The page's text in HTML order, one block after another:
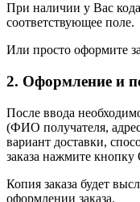
При наличии у Вас
соответствующее поле.
Или просто оформите
2. Оформление и
После ввода
(ФИО получателя,
вариант доставки,
заказа нажмите кнопку
Копия заказа будет
оформлении заказа.